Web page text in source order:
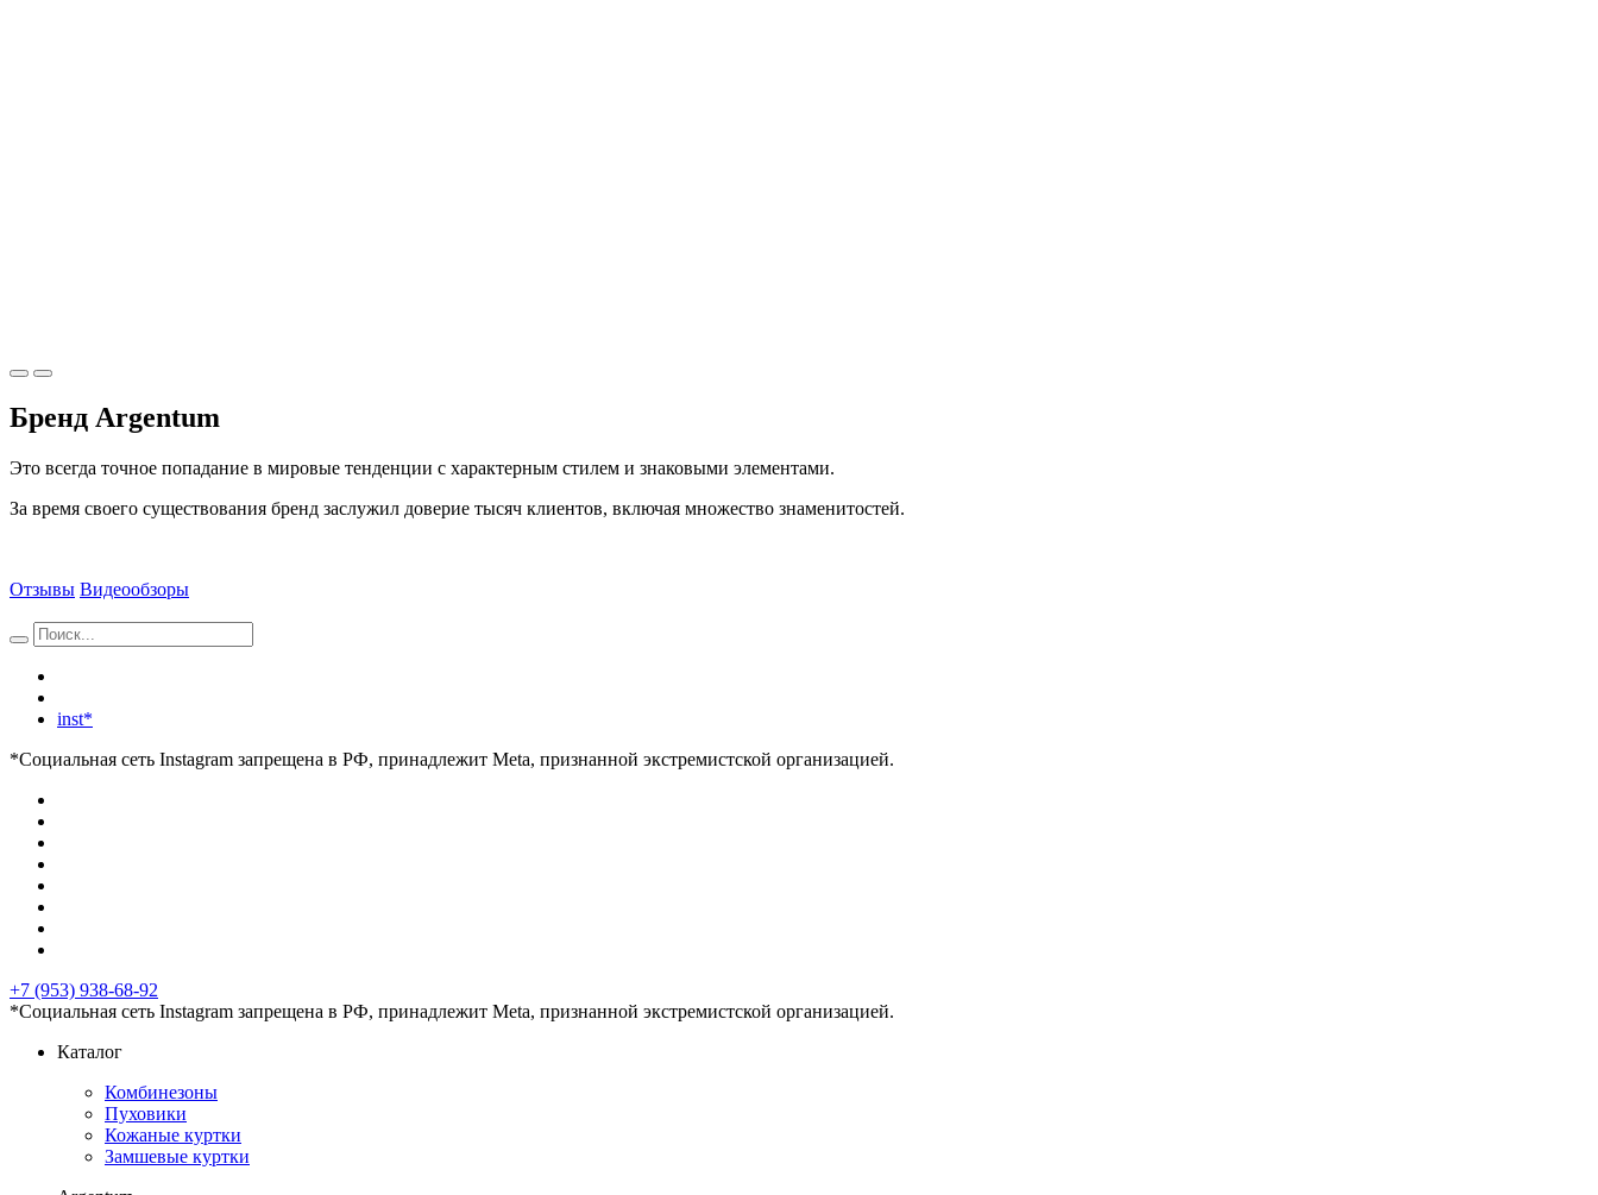
Бренд Argentum
Это всегда точное попадание в мировые тенденции с характерным стилем и знаковыми элементами.
За время своего существования бренд заслужил доверие тысяч клиентов, включая множество знаменитостей.
Отзывы Видеообзоры
inst*
*Социальная сеть Instagram запрещена в РФ, принадлежит Meta, признанной экстремистской организацией.
+7 (953) 938-68-92
*Социальная сеть Instagram запрещена в РФ, принадлежит Meta, признанной экстремистской организацией.
Каталог
Комбинезоны
Пуховики
Кожаные куртки
Замшевые куртки